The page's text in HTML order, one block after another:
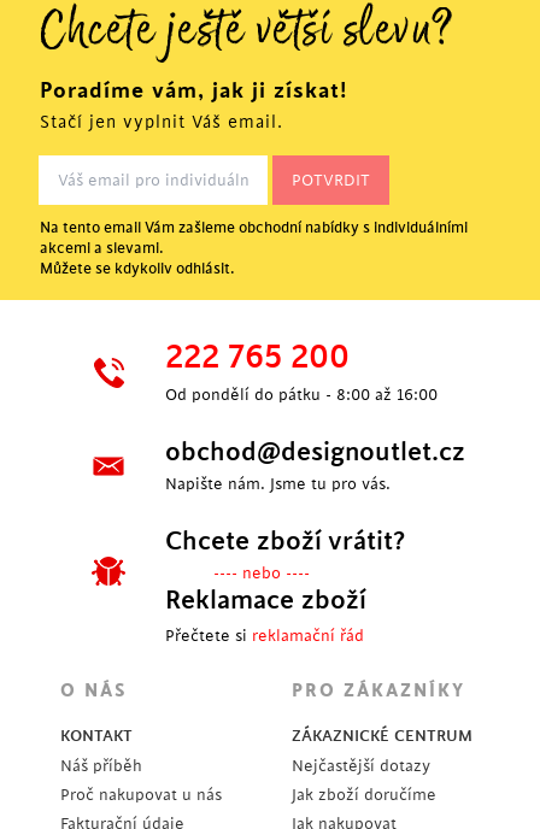
Chcete ještě větší slevu?
Poradíme vám, jak ji získat!
Stačí jen vyplnit Váš email.
Na tento email Vám zašleme obchodní nabídky s individuálními
akcemi a slevami.
Můžete se kdykoliv odhlásit.
222 765 200
Od pondělí do pátku - 8:00 až 16:00
obchod@designoutlet.cz
Napište nám. Jsme tu pro vás.
Chcete zboží vrátit?
---- nebo ----
Reklamace zboží
Přečtete si reklamační řád
O NÁS
KONTAKT
Náš příběh
Proč nakupovat u nás
Fakturační údaje
PRO ZÁKAZNÍKY
ZÁKAZNICKÉ CENTRUM
Nejčastější dotazy
Jak zboží doručíme
Jak nakupovat